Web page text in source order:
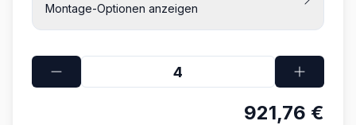
Montage-Optionen anzeigen
921,76 €